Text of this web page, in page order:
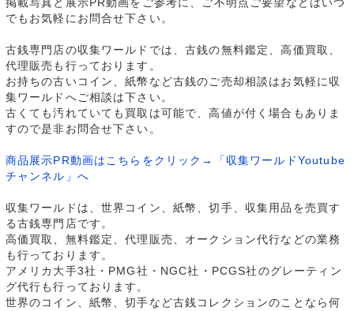
掲載写真と展示PR動画をご参考に、ご不明点ご要望などはいつ
でもお気軽にお問合せ下さい。
古銭専門店の収集ワールドでは、古銭の無料鑑定、高価買取、
代理販売も行っております。
お持ちの古いコイン、紙幣など古銭のご売却相談はお気軽に収
集ワールドへご相談は下さい。
古くても汚れていても買取は可能で、高値が付く場合もありま
すので是非お問合せ下さい。
商品展示PR動画はこちらをクリック→「収集ワールドYoutube
チャンネル」へ
収集ワールドは、世界コイン、紙幣、切手、収集用品を売買す
る古銭専門店です。
高価買取、無料鑑定、代理販売、オークション代行などの業務
も行っております。
アメリカ大手3社・PMG社・NGC社・PCGS社のグレーティン
グ代行も行っております。
世界のコイン、紙幣、切手など古銭コレクションのことなら何